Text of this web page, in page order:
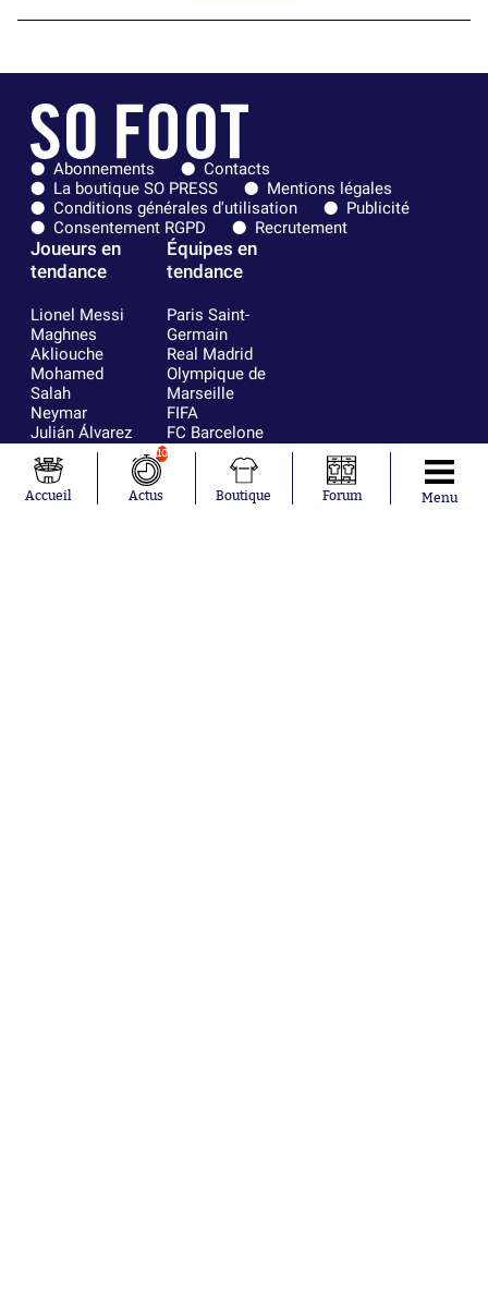
Abonnements
Contacts
La boutique SO PRESS
Mentions légales
Conditions générales d'utilisation
Publicité
Consentement RGPD
Recrutement
Joueurs en
tendance
Lionel Messi
Maghnes
Akliouche
Mohamed
Salah
Neymar
Julián Álvarez
Ferrán Torres
Kilian Corredor
Franco
Mastantuono
Équipes en
tendance
Paris Saint-
Germain
Real Madrid
Olympique de
Marseille
FIFA
FC Barcelone
Argentine
Olympique
lyonnais
AS Monaco
Accueil
10
Actus Boutique Forum Menu